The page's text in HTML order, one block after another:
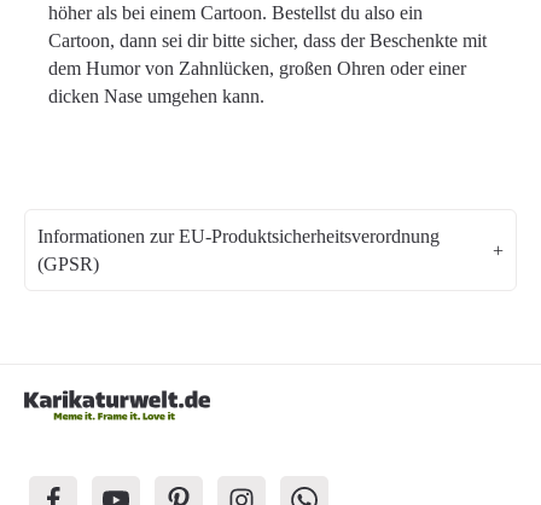
höher als bei einem Cartoon. Bestellst du also ein
Cartoon, dann sei dir bitte sicher, dass der Beschenkte mit
dem Humor von Zahnlücken, großen Ohren oder einer
dicken Nase umgehen kann.
Informationen zur EU-Produktsicherheitsverordnung
(GPSR)